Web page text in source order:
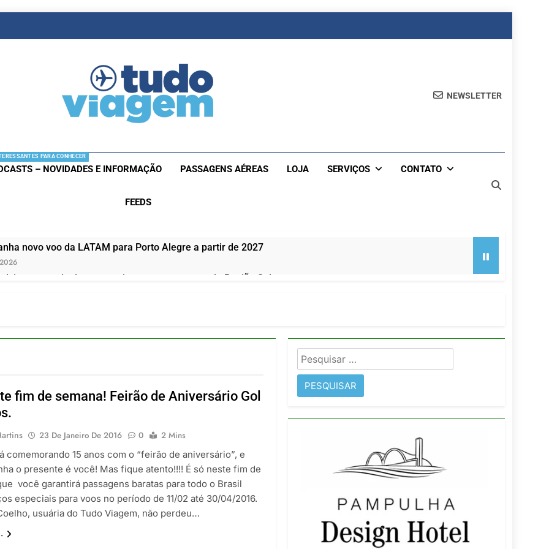
NEWSLETTER
PARA CONHECER
– NOVIDADES E INFORMAÇÃO PASSAGENS AÉREAS LOJA SERVIÇOS CONTATO
FEEDS
novo voo da LATAM para Porto Alegre a partir de 2027
recorde de passageiros nos aeroportos da Região Sul
carreira internacional, Marc Balanger assume comando do Wyndham São Paulo Ibirapuera
voos diretos entre Porto Alegre e Montevidéu em dezembro
fim de semana! Feirão de Aniversário Gol
23 De Janeiro De 2016 0
2 Mins
comemorando 15 anos com o “feirão de aniversário”, e
o presente é você! Mas fique atento!!!! É só neste fim de
você garantirá passagens baratas para todo o Brasil
especiais para voos no período de 11/02 até 30/04/2016.
usuária do Tudo Viagem, não perdeu…
Pesquisar
por: